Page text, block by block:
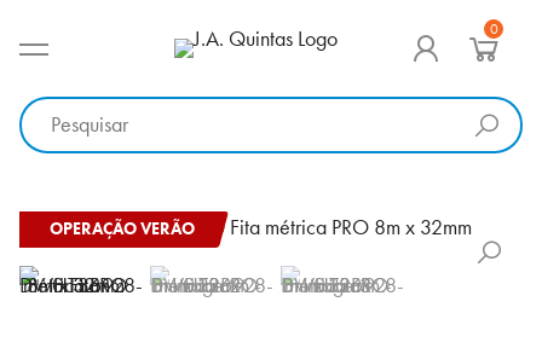
para
conteúdo
0
OPERAÇÃO VERÃO